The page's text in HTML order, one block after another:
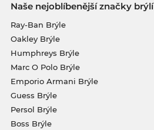
Naše nejoblíbenější značky brýlí
Ray-Ban Brýle
Oakley Brýle
Humphreys Brýle
Marc O Polo Brýle
Emporio Armani Brýle
Guess Brýle
Persol Brýle
Boss Brýle